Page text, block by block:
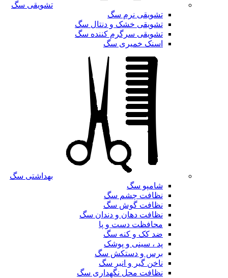
تشویقی سگ
تشویقی نرم سگ
تشویقی خشک و دنتال سگ
تشویقی سرگرم کننده سگ
اسنک خمیری سگ
بهداشتی سگ
شامپو سگ
نظافت چشم سگ
نظافت گوش سگ
نظافت دهان و دندان سگ
محافظت دست و پا
ضد کک و کنه سگ
پد ، سینی و پوشک
برس و دستکش سگ
ناخن گیر و انبر سگ
نظافت محل نگهداری سگ